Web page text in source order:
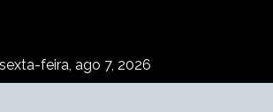
sexta-feira, ago 7, 2026